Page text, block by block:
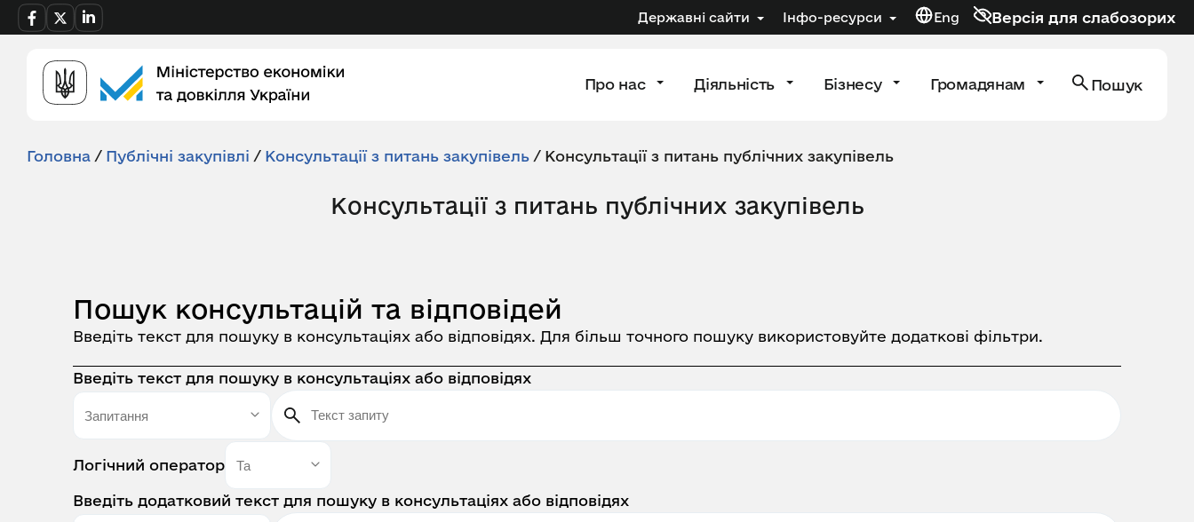
Державні сайти Інфо-ресурси Eng Версія для слабозорих
Про нас Діяльність Бізнесу Громадянам Пошук
Головна / Публічні закупівлі / Консультації з питань закупівель / Консультації з питань публічних закупівель
Консультації з питань публічних закупівель
Пошук консультацій та відповідей
Введіть текст для пошуку в консультаціях або відповідях. Для більш точного пошуку використовуйте додаткові фільтри.
Введіть текст для пошуку в консультаціях або відповідях
Логічний оператор
Введіть додатковий текст для пошуку в консультаціях або відповідях